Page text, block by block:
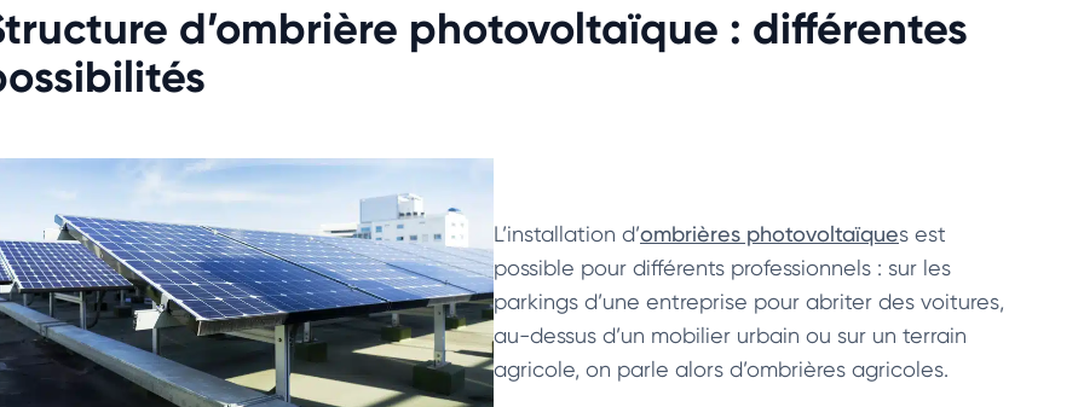
d’ombrière photovoltaïque : différentes
L’installation d’ombrières photovoltaïques est
possible pour différents professionnels : sur les
parkings d’une entreprise pour abriter des voitures,
au-dessus d’un mobilier urbain ou sur un terrain
agricole, on parle alors d’ombrières agricoles.